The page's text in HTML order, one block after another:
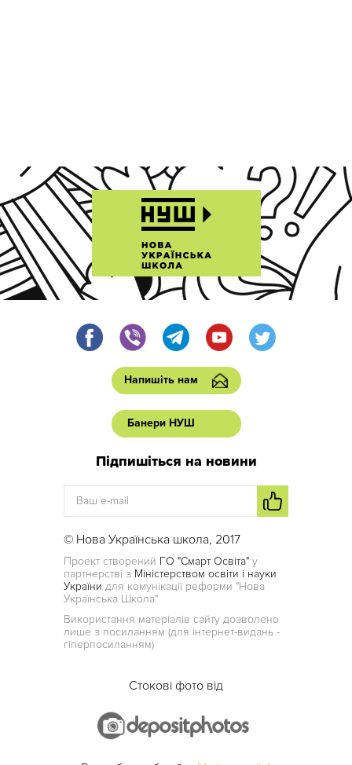
Напишіть нам
Банери НУШ
Підпишіться на новини
© Нова Українська школа, 2017
Проект створений ГО "Смарт Освіта" у
партнерстві з Міністерством освіти і науки
України для комунікації реформи "Нова
Українська Школа"
Використання матеріалів сайту дозволено
лише з посиланням (для інтернет-видань -
гіперпосиланням)
Стокові фото від